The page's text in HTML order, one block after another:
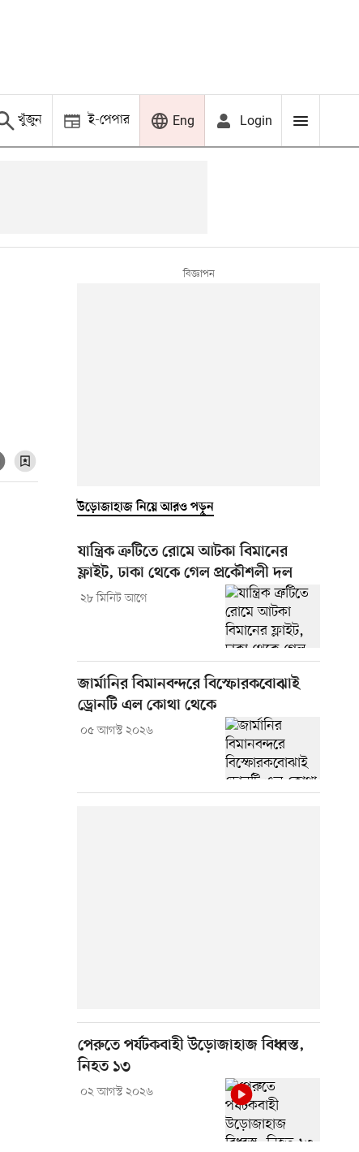
খুঁজুন ই-পেপার Eng Login
উড়োজাহাজ নিয়ে আরও পড়ুন
যান্ত্রিক ত্রুটিতে রোমে আটকা বিমানের
ফ্লাইট, ঢাকা থেকে গেল প্রকৌশলী দল
২৮ মিনিট আগে
জার্মানির বিমানবন্দরে বিস্ফোরকবোঝাই
ড্রোনটি এল কোথা থেকে
০৫ আগস্ট ২০২৬
পেরুতে পর্যটকবাহী উড়োজাহাজ বিধ্বস্ত,
নিহত ১৩
০২ আগস্ট ২০২৬